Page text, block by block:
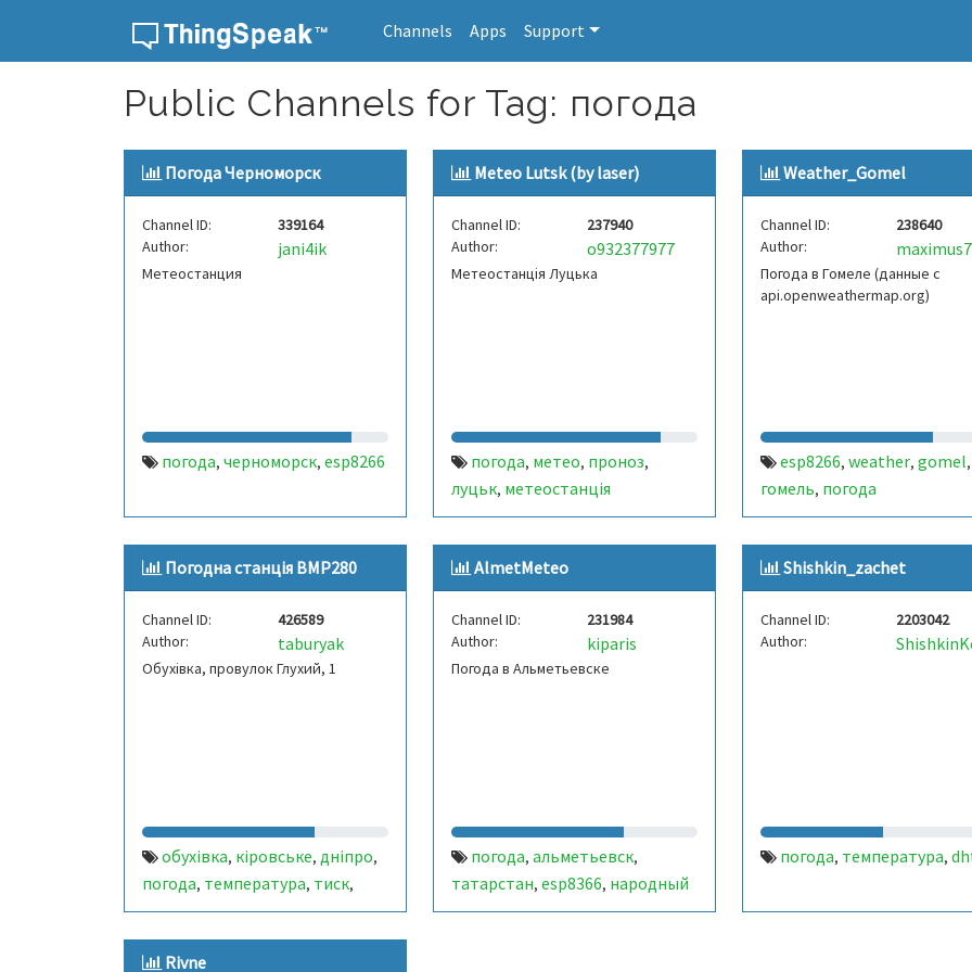
Channels Apps Support
Public Channels for Tag: погода
Погода Черноморск
Channel ID:
339164
Author:
jani4ik
Метеостанция
погода, черноморск, esp8266
Meteo Lutsk (by laser)
Channel ID:
237940
Author:
o932377977
Метеостанція Луцька
погода, метео, проноз,
луцьк, метеостанція
Weather_Gomel
Channel ID:
238640
Author:
Погода в Гомеле (данные с
api.openweathermap.org)
esp8266, weather, gomel,
гомель, погода
Погодна станція BMP280
Channel ID:
426589
Author:
taburyak
Обухівка, провулок Глухий, 1
обухівка, кіровське, дніпро,
погода, температура, тиск,
вологість,освітленність
AlmetMeteo
Channel ID:
231984
Author:
kiparis
Погода в Альметьевске
погода, альметьевск,
татарстан, esp8366, народный
мониторинг
Shishkin_zachet
Channel ID:
2203042
Author:
погода, температура,
Rivne